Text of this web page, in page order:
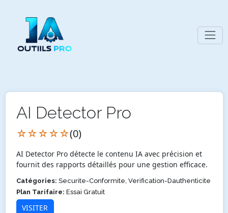
AI Detector Pro
☆☆☆☆☆(0)
AI Detector Pro détecte le contenu IA avec précision et
fournit des rapports détaillés pour une gestion efficace.
Catégories: Securite-Conformite, Verification-Dauthenticite
Plan Tarifaire: Essai Gratuit
VISITER